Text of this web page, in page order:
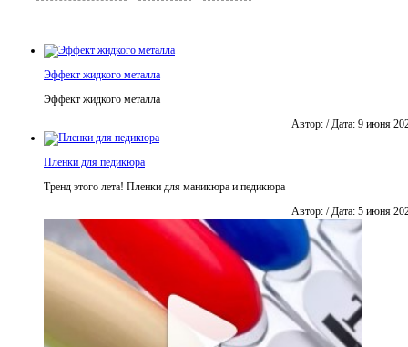
Эффект жидкого металла
Эффект жидкого металла
Автор: / Дата: 9 июня
Пленки для педикюра
Тренд этого лета! Пленки для маникюра и педикюра
Автор: / Дата: 5 июня